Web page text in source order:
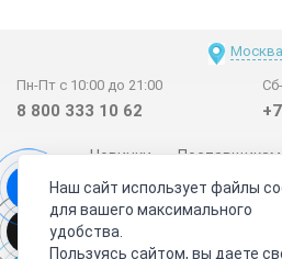
Москва
Пн-Пт с 10:00 до 21:00
8 800 333 10 62
Новинки Поставщикам
Договор-оферта
О нас
Отзывы покупателей
Обратная связь
Видео о
Наш сайт использует файлы
для вашего максимального
удобства.
Пользуясь сайтом, вы даете